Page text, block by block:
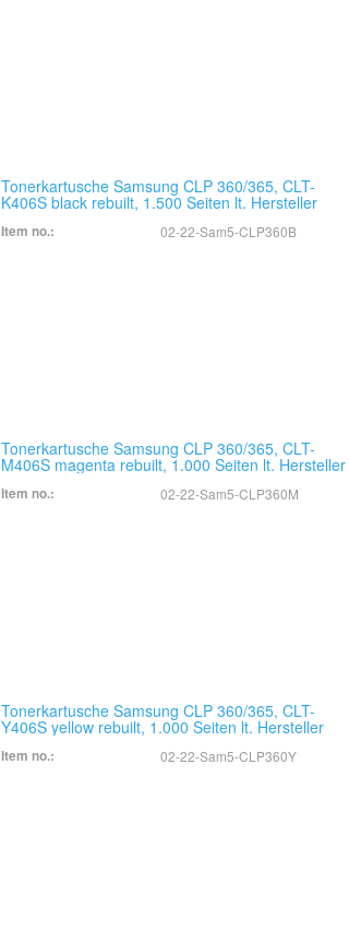
Tonerkartusche Samsung CLP 360/365, CLT-
K406S black rebuilt, 1.500 Seiten lt. Hersteller
Item no.: 02-22-Sam5-CLP360B
Tonerkartusche Samsung CLP 360/365, CLT-
M406S magenta rebuilt, 1.000 Seiten lt. Hersteller
Item no.: 02-22-Sam5-CLP360M
Tonerkartusche Samsung CLP 360/365, CLT-
Y406S yellow rebuilt, 1.000 Seiten lt. Hersteller
Item no.: 02-22-Sam5-CLP360Y